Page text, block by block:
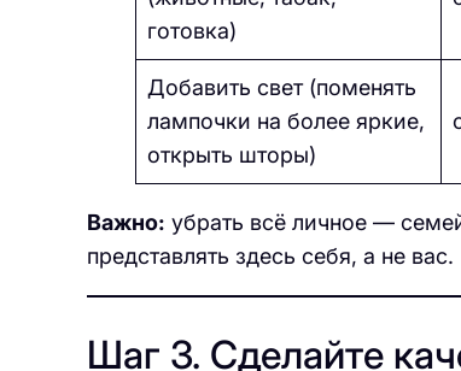
готовка)
Добавить свет (поменять
лампочки на более яркие,
открыть шторы)
Важно: убрать всё личное —
представлять здесь себя, а не вас.
Шаг 3. Сделайте